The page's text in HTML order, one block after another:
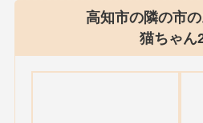
高知市の隣の市
猫ちゃん